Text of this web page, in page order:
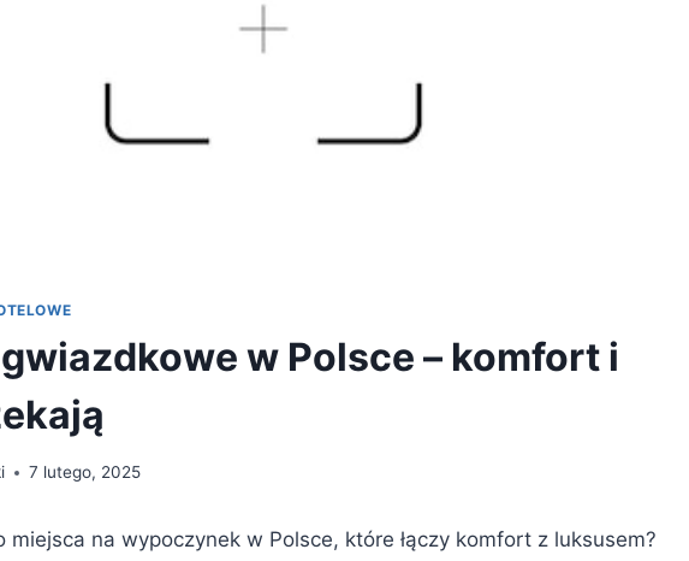
w Polsce – komfort i
7 lutego, 2025
miejsca na wypoczynek w Polsce, które łączy komfort z luksusem?